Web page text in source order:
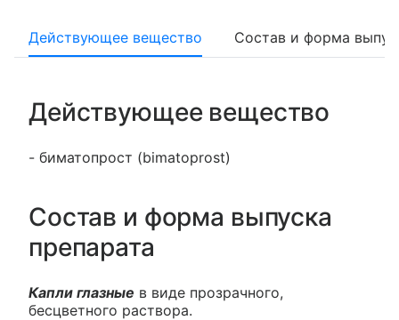
Действующее вещество Состав и форма
Действующее вещество
- биматопрост (bimatoprost)
Состав и форма выпуска
препарата
Капли глазные в виде прозрачного,
бесцветного раствора.